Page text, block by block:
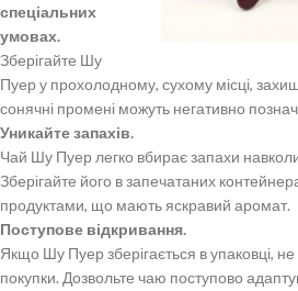
спеціальних
умовах.
Зберігайте Шу
Пуер у прохолодному, сухому місці,
сонячні промені можуть негативно
Уникайте запахів.
Чай Шу Пуер легко вбирає запахи
Зберігайте його в запечатаних
продуктами, що мають яскравий аромат.
Поступове відкривання.
Якщо Шу Пуер зберігається в упаковці, не
покупки. Дозвольте чаю поступово